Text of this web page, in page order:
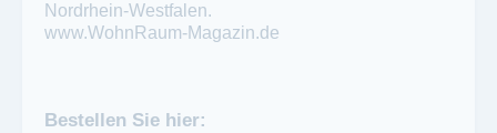
Nordrhein-Westfalen.
www.WohnRaum-Magazin.de
Bestellen Sie hier: